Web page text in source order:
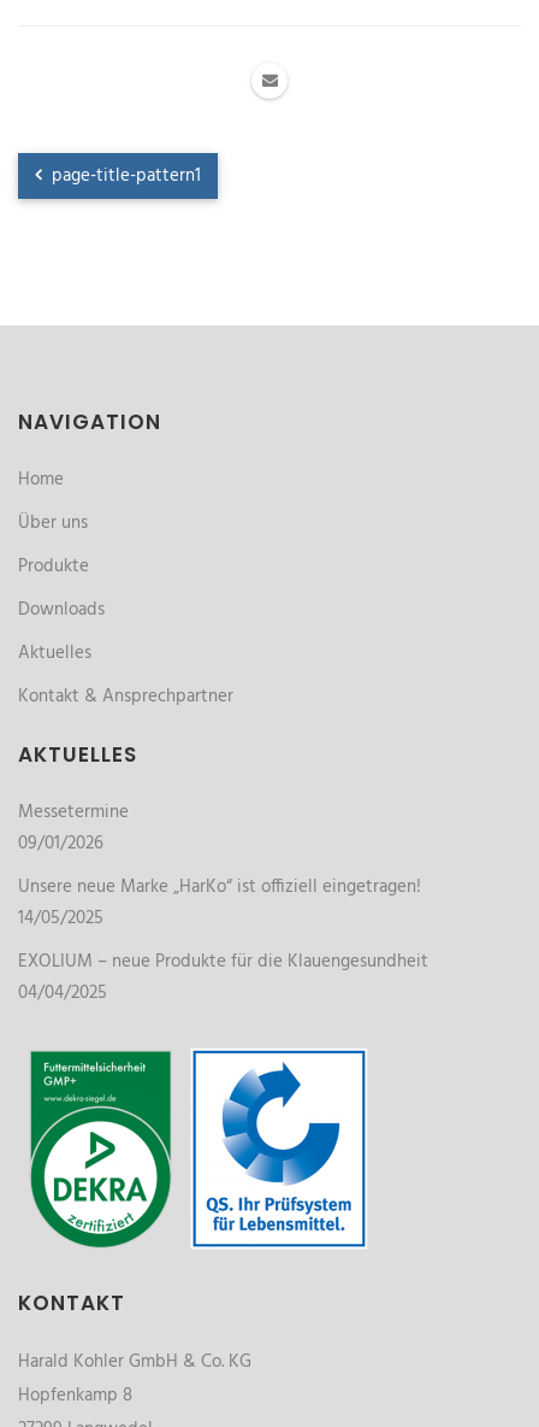
page-title-pattern1
NAVIGATION
Home
Über uns
Produkte
Downloads
Aktuelles
Kontakt & Ansprechpartner
AKTUELLES
Messetermine
09/01/2026
Unsere neue Marke „HarKo“ ist offiziell eingetragen!
14/05/2025
EXOLIUM – neue Produkte für die Klauengesundheit
04/04/2025
KONTAKT
Harald Kohler GmbH & Co. KG
Hopfenkamp 8